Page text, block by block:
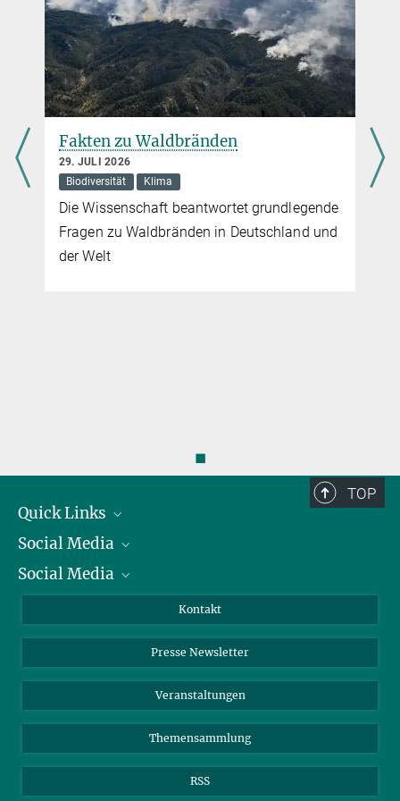
Fakten zu Waldbränden
29. JULI 2026
Biodiversität
Klima
Die Wissenschaft beantwortet grundlegende
Fragen zu Waldbränden in Deutschland und
der Welt
◼
TOP
Quick Links
Präsident
Zahlen und Fakten
Meldestelle Fehlverhalten
Social Media
Bluesky
TikTok
Social Media
Instagram
YouTube
Kontakt
Presse Newsletter
Veranstaltungen
Themensammlung
RSS